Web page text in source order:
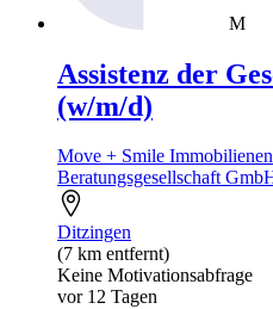
M
Assistenz der
(w/m/d)
Move + Smile
Beratungsgesellschaft
Ditzingen
(7 km entfernt)
Keine Motivationsabfrage
vor 12 Tagen